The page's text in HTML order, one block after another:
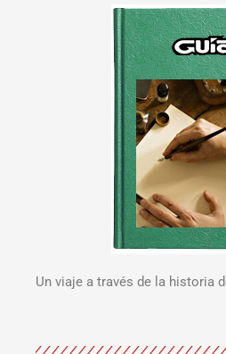
Un viaje a través de la historia